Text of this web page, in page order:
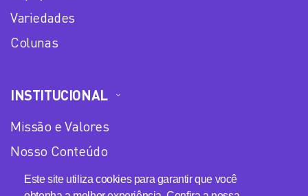
Este site utiliza cookies para garantir que você
Variedades
Colunas
INSTITUCIONAL
Missão e Valores
Nosso Conteúdo
Equipe